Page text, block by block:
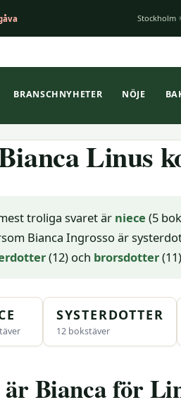
Stockholm
BRANSCHNYHETER NÖJE
Linus
troliga svaret är niece (5
Bianca Ingrosso är
(12) och brorsdotter
SYSTERDOTTER
12 bokstäver
Bianca för